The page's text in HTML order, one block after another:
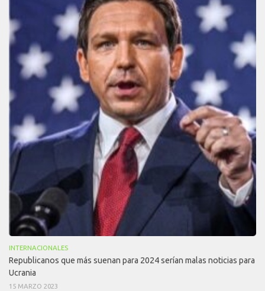
INTERNACIONALES
Republicanos que más suenan para 2024 serían malas noticias para
Ucrania
15 MARZO 2023